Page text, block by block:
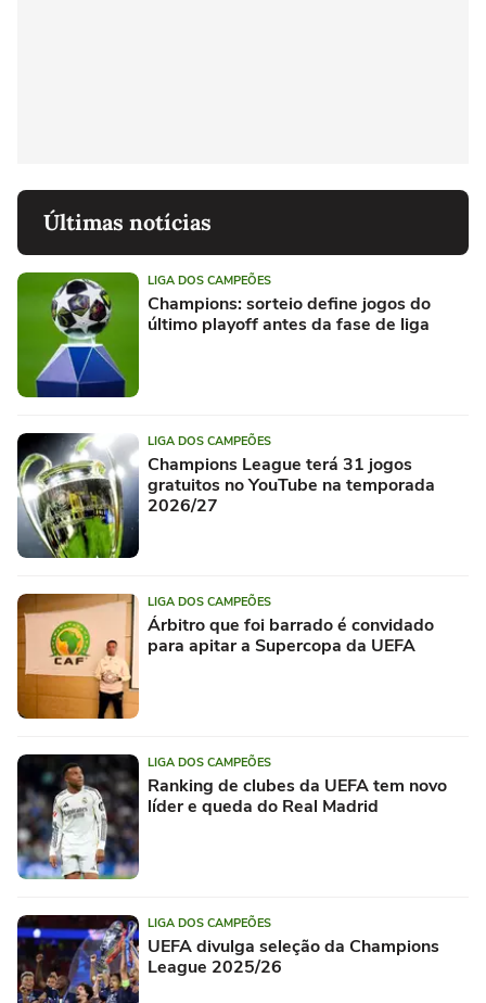
Últimas notícias
LIGA DOS CAMPEÕES
Champions: sorteio define jogos do
último playoff antes da fase de liga
LIGA DOS CAMPEÕES
Champions League terá 31 jogos
gratuitos no YouTube na temporada
2026/27
LIGA DOS CAMPEÕES
Árbitro que foi barrado é convidado
para apitar a Supercopa da UEFA
LIGA DOS CAMPEÕES
Ranking de clubes da UEFA tem novo
líder e queda do Real Madrid
LIGA DOS CAMPEÕES
UEFA divulga seleção da Champions
League 2025/26